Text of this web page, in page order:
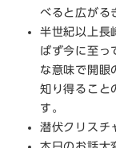
べると広がる
半世紀以上長
ばず今に至っ
な意味で開眼
知り得ること
す。
潜伏クリスチ